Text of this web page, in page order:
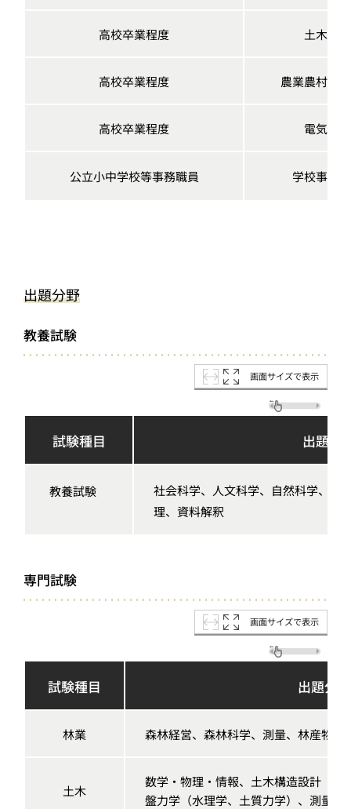
高校卒業程度 土木
高校卒業程度 農業農村整備
高校卒業程度 電気
公立小中学校等事務職員 学校事務
出題分野
教養試験
画面サイズで表示
試験種目 出題分
教養試験
社会科学、人文科学、自然科学、文
理、 資料解釈
専門試験
画面サイズで表示
試験種目 出題分野
林業 森林経営、森林科学、測量、林産物利
土木
数学・物理・情報、土木構造設計（
盤力学（水理学、土質力学）、測量、